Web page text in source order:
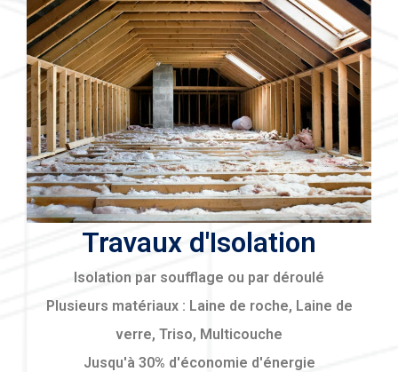
Travaux d'Isolation
Isolation par soufflage ou par déroulé
Plusieurs matériaux : Laine de roche, Laine de
verre, Triso, Multicouche
Jusqu'à 30% d'économie d'énergie